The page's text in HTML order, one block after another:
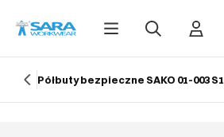
Półbuty bezpieczne SAKO 01-003 S1